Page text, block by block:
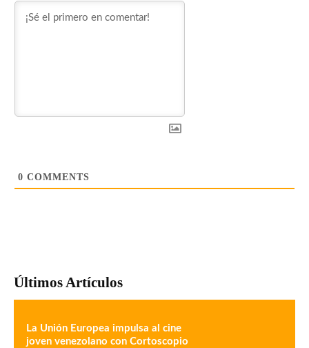
0 COMMENTS
Últimos Artículos
La Unión Europea impulsa al cine
joven venezolano con Cortoscopio